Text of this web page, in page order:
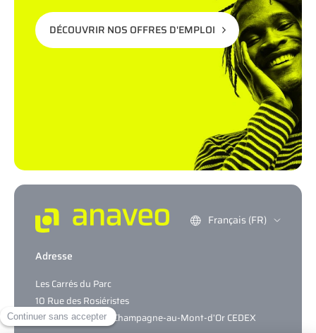
DÉCOUVRIR NOS OFFRES D'EMPLOI
Français (FR)
Adresse
Les Carrés du Parc
10 Rue des Rosiéristes
CS69317 – 69544 Champagne-au-Mont-d’Or CEDEX